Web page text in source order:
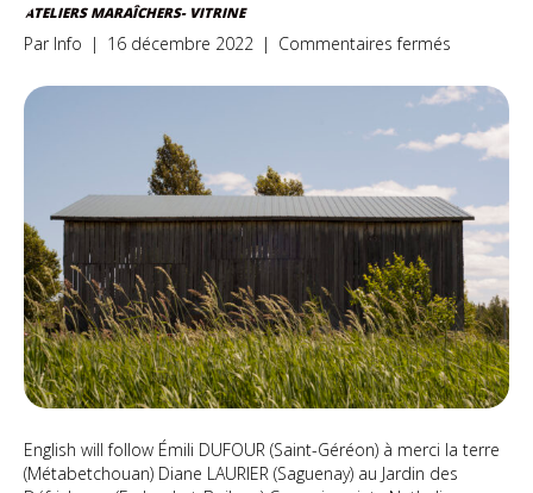
ATELIERS MARAÎCHERS- VITRINE
Par Info | 16 décembre 2022 | Commentaires fermés
vitrine
English will follow Émili DUFOUR (Saint-Géréon) à merci la terre
(Métabetchouan) Diane LAURIER (Saguenay) au Jardin des